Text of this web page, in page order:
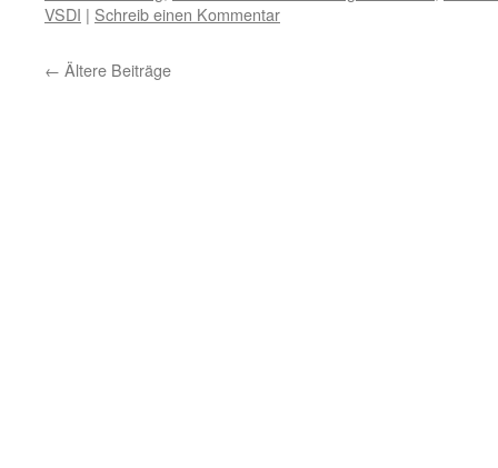
VSDI | Schreib einen Kommentar
← Ältere Beiträge